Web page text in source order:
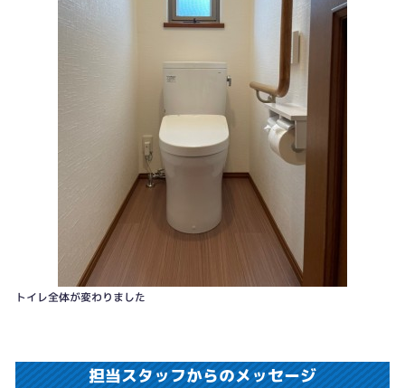
トイレ全体が変わりました
担当スタッフからのメッセージ